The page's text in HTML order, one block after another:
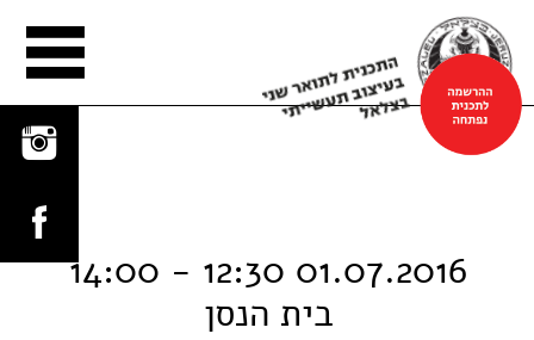
01.07.2016 12:30 - 14:00
בית הנסן